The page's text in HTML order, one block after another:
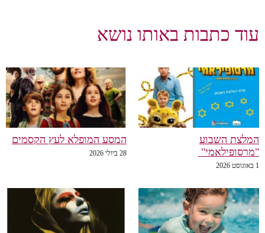
עוד כתבות באותו נושא
המלצת השבוע
"מרסופילאמי"
1 באוגוסט 2026
המסע המופלא לעץ הקסמים
28 ביולי 2026